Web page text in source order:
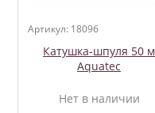
Артикул: 18096
Катушка-шпуля 50 м
Aquatec
Нет в наличии